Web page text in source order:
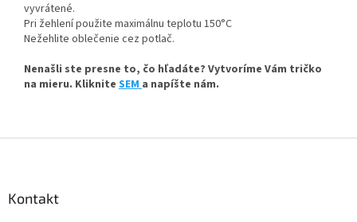
vyvrátené.
Pri žehlení použite maximálnu teplotu 150°C
Nežehlite oblečenie cez potlač.
Nenašli ste presne to, čo hľadáte? Vytvoríme Vám tričko
na mieru. Kliknite SEMa napíšte nám.
Kontakt